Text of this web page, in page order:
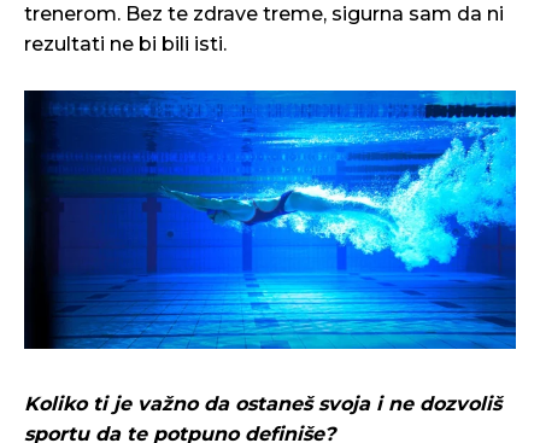
trenerom. Bez te zdrave treme, sigurna sam da ni
rezultati ne bi bili isti.
Koliko ti je važno da ostaneš svoja i ne dozvoliš
sportu da te potpuno definiše?